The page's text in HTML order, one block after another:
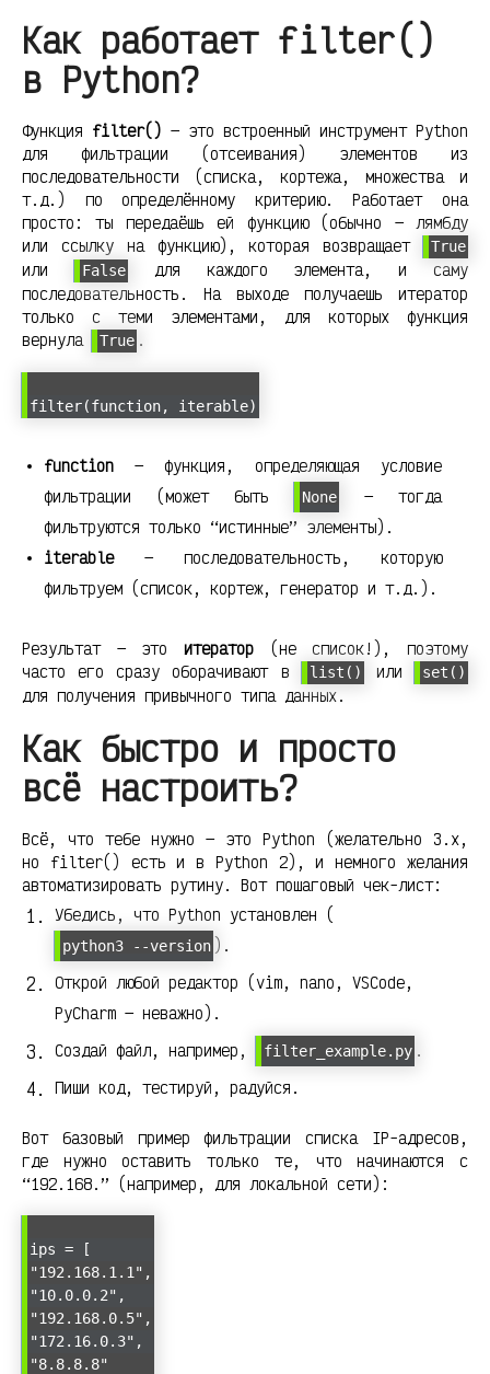
Как работает filter()
в Python?
Функция filter() — это встроенный инструмент Python
для фильтрации (отсеивания) элементов из
последовательности (списка, кортежа, множества и
т.д.) по определённому критерию. Работает она
просто: ты передаёшь ей функцию (обычно — лямбду
или ссылку на функцию), которая возвращает
True
или False
для каждого элемента, и саму
последовательность. На выходе получаешь итератор
только с теми элементами, для которых функция
вернула
True .
filter(function, iterable)
function — функция, определяющая условие
фильтрации (может быть
None
— тогда
фильтруются только “истинные” элементы).
iterable— последовательность, которую
фильтруем (список, кортеж, генератор и т.д.).
Результат — это итератор (не список!), поэтому
часто его сразу оборачивают в
list() или set()
для получения привычного типа данных.
Как быстро и просто
всё настроить?
Всё, что тебе нужно — это Python (желательно 3.x,
но filter() есть и в Python 2), и немного желания
автоматизировать рутину. Вот пошаговый чек-лист:
Убедись, что Python установлен (
python3 --version ).
Открой любой редактор (vim, nano, VSCode,
PyCharm — неважно).
Создай файл, например,
filter_example.py .
Пиши код, тестируй, радуйся.
Вот базовый пример фильтрации списка IP-адресов,
где нужно оставить только те, что начинаются с
“192.168.” (например, для локальной сети):
ips = [
"192.168.1.1",
"10.0.0.2",
"192.168.0.5",
"172.16.0.3",
"8.8.8.8"